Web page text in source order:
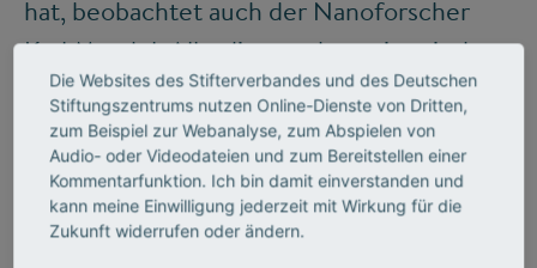
hat, beobachtet auch der Nanoforscher
Karl Mandel. Allerdings gebe es inzwischen
immer mehr Einrichtungen, die um die
begehrten Drittmittel buhlen. Neben den
Universitäten seien das inzwischen
zunehmend Fachhochschulen und immer
neue Forschungsinstitute.
Die Websites des Stifterverbandes und des Deutschen
Stiftungszentrums nutzen Online-Dienste von Dritten,
zum Beispiel zur Webanalyse, zum Abspielen von
Audio- oder Videodateien und zum Bereitstellen einer
Kommentarfunktion. Ich bin damit einverstanden und
kann meine Einwilligung jederzeit mit Wirkung für die
Zukunft widerrufen oder ändern.